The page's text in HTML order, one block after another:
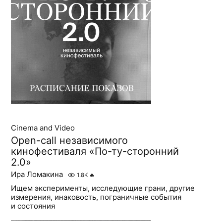
Cinema and Video
Open-call независимого
кинофестиваля «По-ту-сторонний
2.0»
Ира Ломакина 1.8K 🔥
Ищем эксперименты, исследующие грани, другие
измерения, инаковость, пограничные события
и состояния